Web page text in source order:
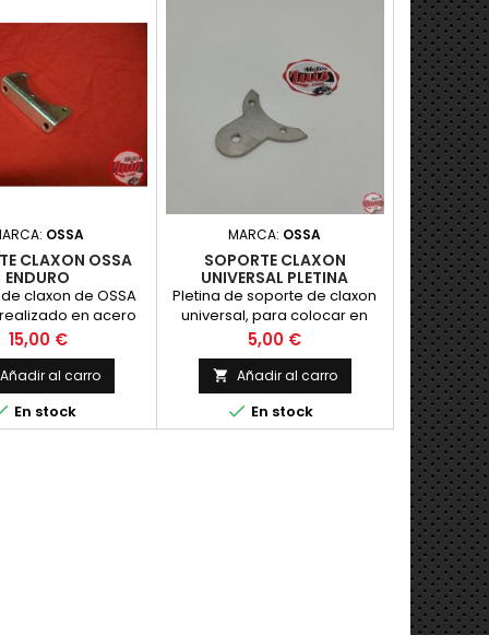
OSSA
CLAXON OSSA
ENDURO
claxon de OSSA
en acero
fiel al original.
NUEVO
Precio
15,00 €
Añadir al carro
En stock
MARCA: OSSA
SOPORTE CLAXON
UNIVERSAL PLETINA
Pletina de soporte de claxon
universal, para colocar en
aquellos claxon que van
empotrados en el faro y
poderlos colocar en cualquier
punto de la moto, por ejemplo
debajo del deposito. NUEVO
Precio
5,00 €
 Añadir al carro
 En stock